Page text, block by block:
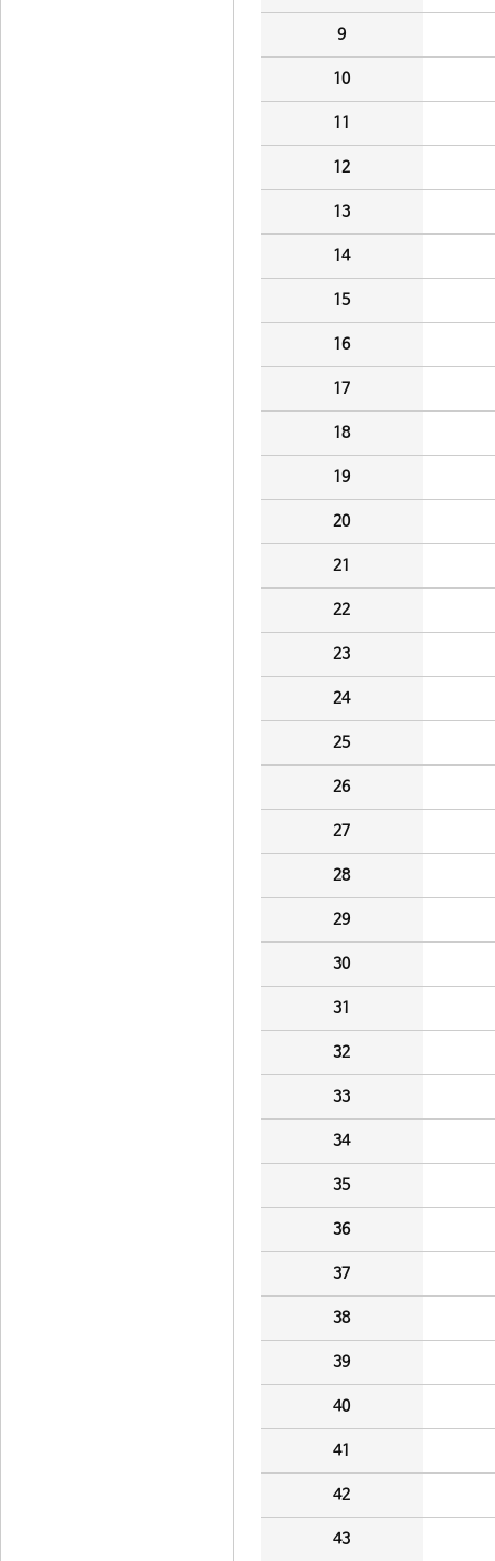
9
10
11
12
13
14
15
16
17
18
19
20
21
22
23
24
25
26
27
28
29
30
31
32
33
34
35
36
37
38
39
40
41
42
43